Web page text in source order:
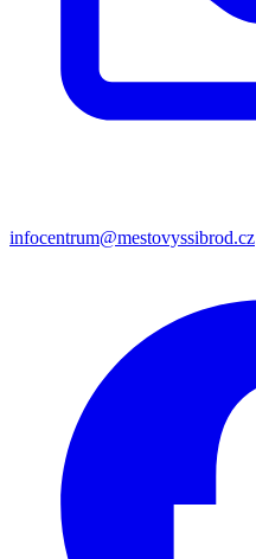
infocentrum@mestovyssibrod.cz